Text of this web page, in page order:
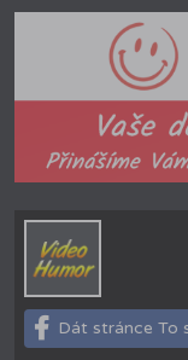
Dát stránce To